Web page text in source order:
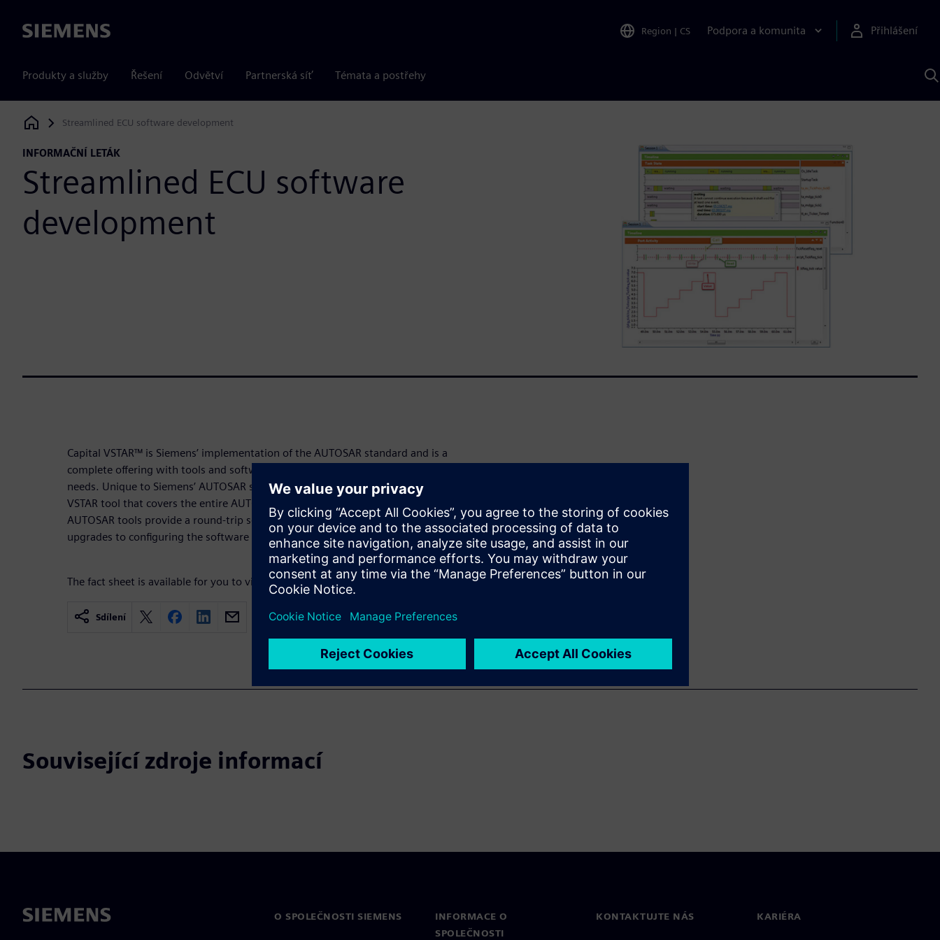
Siemens Region | CS Podpora a komunita Přihlášení
Produkty a služby Řešení Odvětví Partnerská síť Témata a postřehy
Siemens Digital Industries Software
Streamlined ECU software development
INFORMAČNÍ LETÁK
Streamlined ECU software
development
Capital VSTAR™ is Siemens’ implementation of the AUTOSAR standard and is a
complete offering with tools and software platform to meet all ECU platform
needs. Unique to Siemens’ AUTOSAR solution is support from a single Capital
VSTAR tool that covers the entire AUTOSAR development cycle. Capital’s
AUTOSAR tools provide a round-trip solution from ECU extract updates and
upgrades to configuring the software platform.
The fact sheet is available for you to view!
Sdílení
Související zdroje informací
O SPOLEČNOSTI SIEMENS
INFORMACE O
SPOLEČNOSTI
KONTAKTUJTE NÁS KARIÉRA